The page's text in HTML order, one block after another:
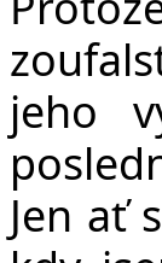
jeho
Jen ať